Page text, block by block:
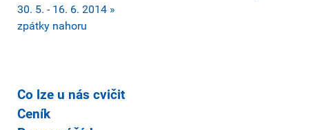
30. 5. - 16. 6. 2014 »
zpátky nahoru
Co lze u nás cvičit
Ceník